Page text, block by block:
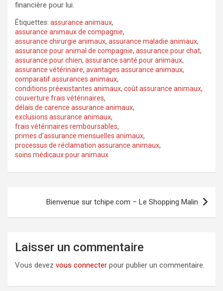
financière pour lui.
Étiquettes: assurance animaux,
assurance animaux de compagnie,
assurance chirurgie animaux, assurance maladie animaux,
assurance pour animal de compagnie, assurance pour chat,
assurance pour chien, assurance santé pour animaux,
assurance vétérinaire, avantages assurance animaux,
comparatif assurances animaux,
conditions préexistantes animaux, coût assurance animaux,
couverture frais vétérinaires,
délais de carence assurance animaux,
exclusions assurance animaux,
frais vétérinaires remboursables,
primes d'assurance mensuelles animaux,
processus de réclamation assurance animaux,
soins médicaux pour animaux
Bienvenue sur tchipe.com – Le Shopping Malin
Laisser un commentaire
Vous devez vous connecter pour publier un commentaire.